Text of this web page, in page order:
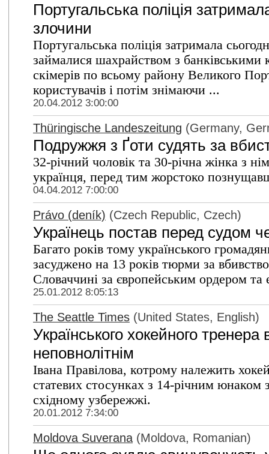
Португальська поліція
злочини
Португальська поліція затримала
займалися шахрайством з
скімерів по всьому району Великого
користувачів і потім знімаючи ...
20.04.2012 3:00:00
Thüringische Landeszeitung (Germany,
Подружжя з Ґоти судять за
32-річний чоловік та 30-річна жінка з
українця, перед тим жорстоко
04.04.2012 7:00:00
Právo (deník) (Czech Republic, Czech)
Українець постав перед судом
Багато років тому українського
засуджено на 13 років тюрми за
Словаччині за європейським ордером та
25.01.2012 8:05:13
The Seattle Times (United States, English)
Українського хокейного
неповнолітнім
Івана Правілова, котрому належить
статевих стосунках з 14-річним юнаком з
східному узбережжі.
20.01.2012 7:34:00
Moldova Suverana (Moldova, Romanian)